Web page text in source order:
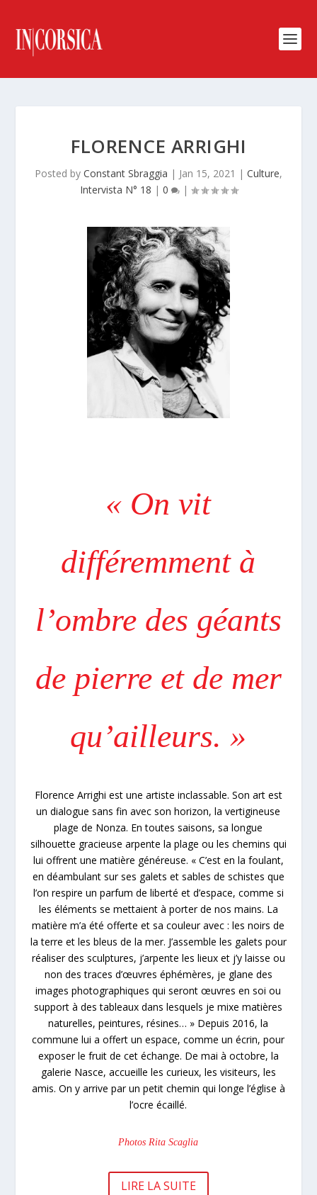
FLORENCE ARRIGHI
Posted by Constant Sbraggia | Jan 15, 2021 | Culture,
Intervista N° 18 | 0 |
« On vit
différemment à
l’ombre des géants
de pierre et de mer
qu’ailleurs. »
Florence Arrighi est une artiste inclassable. Son art est
un dialogue sans fin avec son horizon, la vertigineuse
plage de Nonza. En toutes saisons, sa longue
silhouette gracieuse arpente la plage ou les chemins qui
lui offrent une matière généreuse. « C’est en la foulant,
en déambulant sur ses galets et sables de schistes que
l’on respire un parfum de liberté et d’espace, comme si
les éléments se mettaient à porter de nos mains. La
matière m’a été offerte et sa couleur avec : les noirs de
la terre et les bleus de la mer. J’assemble les galets pour
réaliser des sculptures, j’arpente les lieux et j’y laisse ou
non des traces d’œuvres éphémères, je glane des
images photographiques qui seront œuvres en soi ou
support à des tableaux dans lesquels je mixe matières
naturelles, peintures, résines… » Depuis 2016, la
commune lui a offert un espace, comme un écrin, pour
exposer le fruit de cet échange. De mai à octobre, la
galerie Nasce, accueille les curieux, les visiteurs, les
amis. On y arrive par un petit chemin qui longe l’église à
l’ocre écaillé.
Photos Rita Scaglia
LIRE LA SUITE